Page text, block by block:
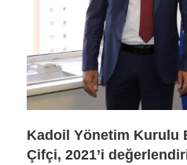
Kadoil Yönetim Kurulu
Çifçi, 2021’i